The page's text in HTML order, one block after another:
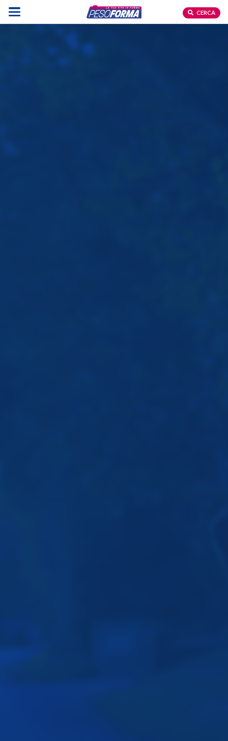
CERCA